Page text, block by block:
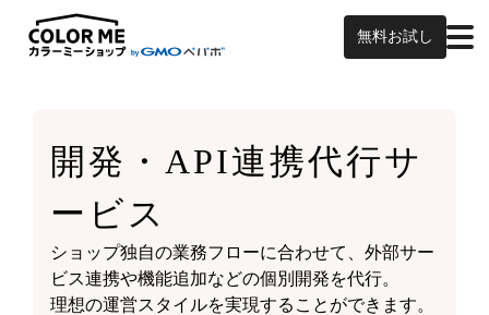
無料お試し
開発・API連携代行サ
ービス
ショップ独自の業務フローに合わせて、外部サー
ビス連携や機能追加などの個別開発を代行。
理想の運営スタイルを実現することができます。